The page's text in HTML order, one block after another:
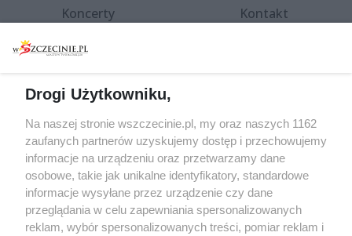
Koncerty
Spacery i oprowadzania
targi
Wernisaże
Więcej
Kontakt
Specjalny koncert z okazji
20. urodzin portalu
wSzczecinie.pl
Regulamin konkursów
śniadaniówka "Hej
Szczecin! Jest piątek!"
Drogi Użytkowniku,
Na naszej stronie wszczecinie.pl, my oraz naszych 1162
zaufanych partnerów uzyskujemy dostęp i przechowujemy
informacje na urządzeniu oraz przetwarzamy dane
osobowe, takie jak unikalne identyfikatory, standardowe
informacje wysyłane przez urządzenie czy dane
przeglądania w celu zapewniania spersonalizowanych
reklam, wybór spersonalizowanych treści, pomiar reklam i